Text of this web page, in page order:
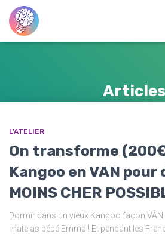
Articles
L'ATELIER
On transforme
Kangoo en VAN pour
MOINS CHER
Dormir dans un vieux Kangoo façon
matelas bébé Emma ! Et pendant les